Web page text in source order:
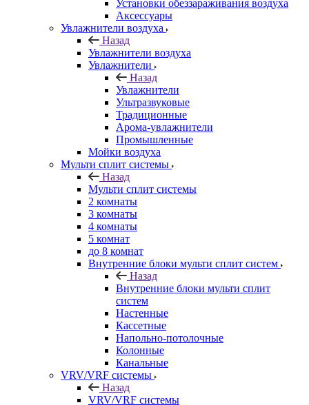
Установки обеззараживания воздуха
Аксессуары
Увлажнители воздуха
Назад
Увлажнители воздуха
Увлажнители
Назад
Увлажнители
Ультразвуковые
Традиционные
Арома-увлажнители
Промышленные
Мойки воздуха
Мульти сплит системы
Назад
Мульти сплит системы
2 комнаты
3 комнаты
4 комнаты
5 комнат
до 8 комнат
Внутренние блоки мульти сплит систем
Назад
Внутренние блоки мульти сплит
систем
Настенные
Кассетные
Напольно-потолочные
Колонные
Канальные
VRV/VRF системы
Назад
VRV/VRF системы